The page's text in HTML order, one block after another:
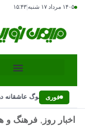
۱۴۰۵ مرداد ۱۷ شنبه ۱۵:۴۳
فوری
تجارت سوگ عاشقانه در
اخبار روز , فرهنگ و